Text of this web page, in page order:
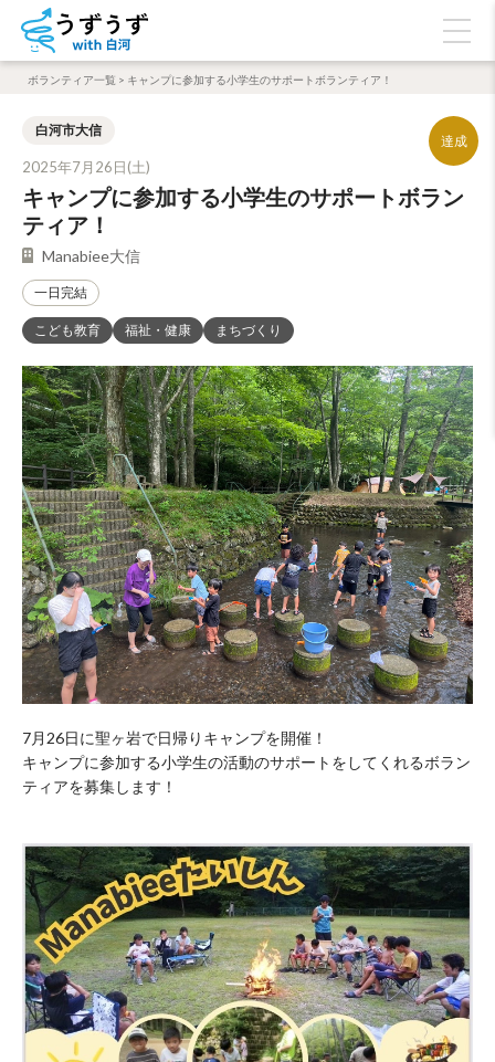
ボランティア一覧 > キャンプに参加する小学生のサポートボランティア！
白河市大信
2025年7月26日(土)
キャンプに参加する小学生のサポートボラン
ティア！
Manabiee大信
一日完結
こども教育 福祉・健康 まちづくり
7月26日に聖ヶ岩で日帰りキャンプを開催！
キャンプに参加する小学生の活動のサポートをしてくれるボラン
ティアを募集します！